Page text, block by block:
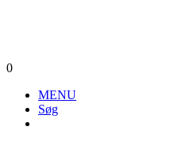
0
MENU
Søg